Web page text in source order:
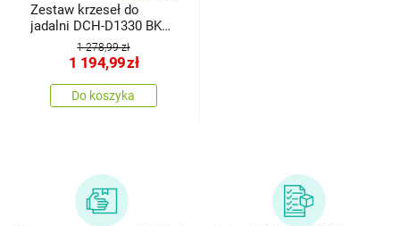
Zestaw krzeseł do
jadalni DCH-D1330 BK2,
1 278,99 zł
1 194,99zł
Do koszyka